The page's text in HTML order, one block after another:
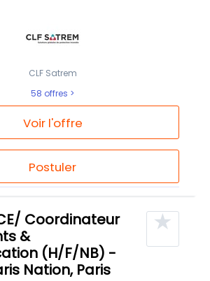
Voir l'offre
Postuler
CLF Satrem
58 offres
Coordinateur
&
(H/F/NB) -
Nation, Paris
★